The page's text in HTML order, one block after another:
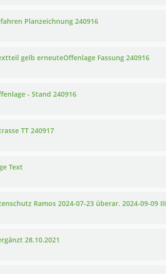
Planzeichnung 240916
gelb erneuteOffenlage Fassung 240916
- Stand 240916
TT 240917
Text
Ramos 2024-07-23 überar. 2024-09-09 III
28.10.2021